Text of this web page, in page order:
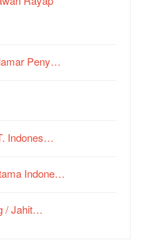
Peny…
Indones…
Indone…
/ Jahit…